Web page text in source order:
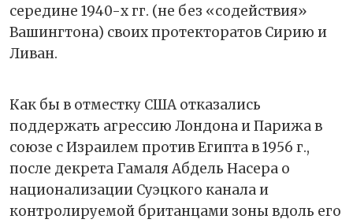
середине 1940-х гг. (не без «содействия»
Вашингтона) своих протекторатов Сирию и
Ливан.
Как бы в отместку США отказались
поддержать агрессию Лондона и Парижа в
союзе с Израилем против Египта в 1956 г.,
после декрета Гамаля Абдель Насера о
национализации Суэцкого канала и
контролируемой британцами зоны вдоль его